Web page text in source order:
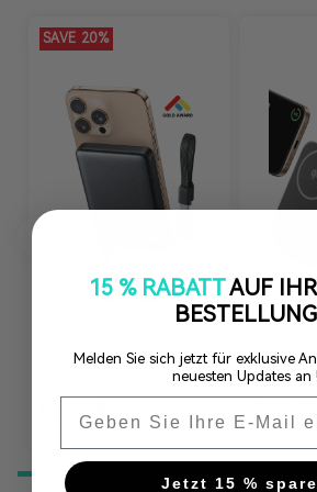
SAVE 20%
Normaler
€49,99
€39,99
15 % RABATTAUF
BESTELLUNG
Melden Sie sich jetzt für exklusive
neuesten Updates an !
Jetzt 15 %